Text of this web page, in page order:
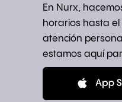
En Nurx,
horarios hasta
atención
estamos aquí